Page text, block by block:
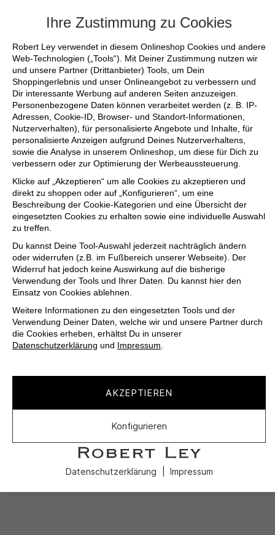
Ihre Zustimmung zu Cookies
Robert Ley verwendet in diesem Onlineshop Cookies und andere
Web-Technologien („Tools“). Mit Deiner Zustimmung nutzen wir
und unsere Partner (Drittanbieter) Tools, um Dein
Shoppingerlebnis und unser Onlineangebot zu verbessern und
Dir interessante Werbung auf anderen Seiten anzuzeigen.
Personenbezogene Daten können verarbeitet werden (z. B. IP-
Adressen, Cookie-ID, Browser- und Standort-Informationen,
Nutzerverhalten), für personalisierte Angebote und Inhalte, für
personalisierte Anzeigen aufgrund Deines Nutzerverhaltens,
sowie die Analyse in unserem Onlineshop, um diese für Dich zu
verbessern oder zur Optimierung der Werbeaussteuerung.
Klicke auf „Akzeptieren“ um alle Cookies zu akzeptieren und
direkt zu shoppen oder auf „Konfigurieren“, um eine
Beschreibung der Cookie-Kategorien und eine Übersicht der
eingesetzten Cookies zu erhalten sowie eine individuelle Auswahl
zu treffen.
Du kannst Deine Tool-Auswahl jederzeit nachträglich ändern
oder widerrufen (z.B. im Fußbereich unserer Webseite). Der
Widerruf hat jedoch keine Auswirkung auf die bisherige
Verwendung der Tools und Ihrer Daten. Du kannst hier den
Einsatz von Cookies ablehnen.
Weitere Informationen zu den eingesetzten Tools und der
Verwendung Deiner Daten, welche wir und unsere Partner durch
die Cookies erheben, erhältst Du in unserer
Datenschutzerklärung und Impressum.
AKZEPTIEREN
Konfigurieren
Datenschutzerklärung Impressum